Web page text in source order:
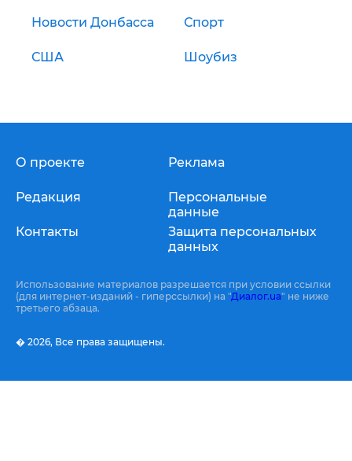
Новости Донбасса Спорт
США Шоубиз
О проекте
Редакция
Контакты
Реклама
Персональные
данные
Защита персональных
данных
Использование материалов разрешается при условии ссылки
(для интернет-изданий - гиперссылки) на "Диалог.ua" не ниже
третьего абзаца.
� 2026, Все права защищены.